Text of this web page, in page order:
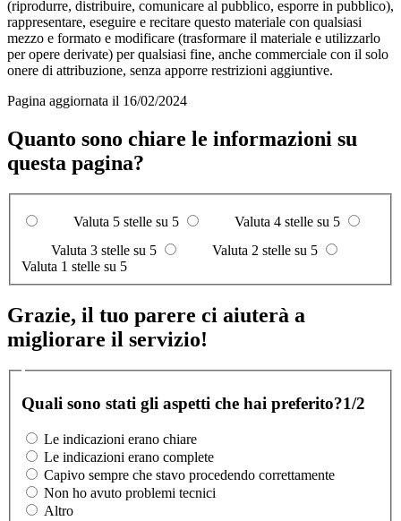
(riprodurre, distribuire, comunicare al pubblico, esporre in pubblico),
rappresentare, eseguire e recitare questo materiale con qualsiasi
mezzo e formato e modificare (trasformare il materiale e utilizzarlo
per opere derivate) per qualsiasi fine, anche commerciale con il solo
onere di attribuzione, senza apporre restrizioni aggiuntive.
Pagina aggiornata il 16/02/2024
Quanto sono chiare le informazioni su
questa pagina?
Valuta 5 stelle su 5
Valuta 4 stelle su 5
Valuta 3 stelle su 5
Valuta 2 stelle su 5
Valuta 1 stelle su 5
Grazie, il tuo parere ci aiuterà a
migliorare il servizio!
Quali sono stati gli aspetti che hai preferito?1/2
Le indicazioni erano chiare
Le indicazioni erano complete
Capivo sempre che stavo procedendo correttamente
Non ho avuto problemi tecnici
Altro